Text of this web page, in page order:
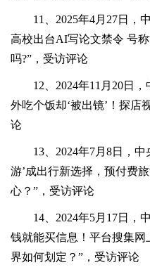
11、2025年4月27日，
高校出台AI写论文禁令 号
吗?”，受访评论
12、2024年11月20日
外吃个饭却‘被出镜’！探店
论
13、2024年7月8日，
游’成出行新选择，预付费
心？”，受访评论
14、2024年5月17日，
钱就能买信息！平台搜集
界如何划定？”，受访评论